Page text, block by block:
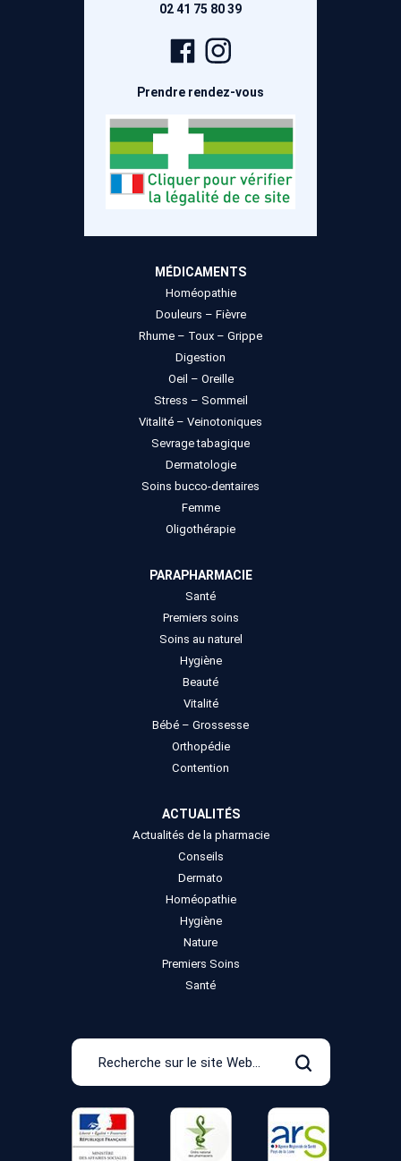
02 41 75 80 39
Page
Facebook
Prendre rendez-vous
MÉDICAMENTS
Homéopathie
Douleurs – Fièvre
Rhume – Toux – Grippe
Digestion
Oeil – Oreille
Stress – Sommeil
Vitalité – Veinotoniques
Sevrage tabagique
Dermatologie
Soins bucco-dentaires
Femme
Oligothérapie
PARAPHARMACIE
Santé
Premiers soins
Soins au naturel
Hygiène
Beauté
Vitalité
Bébé – Grossesse
Orthopédie
Contention
ACTUALITÉS
Actualités de la pharmacie
Conseils
Dermato
Homéopathie
Hygiène
Nature
Premiers Soins
Santé
Recherche
le
site
Web
Rechercher